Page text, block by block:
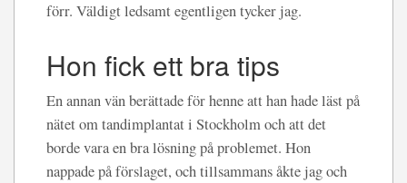
förr. Väldigt ledsamt egentligen tycker jag.
Hon fick ett bra tips
En annan vän berättade för henne att han hade läst på
nätet om tandimplantat i Stockholm och att det
borde vara en bra lösning på problemet. Hon
nappade på förslaget, och tillsammans åkte jag och